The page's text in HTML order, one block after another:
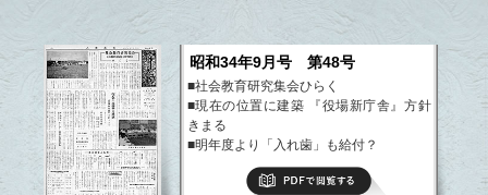
昭和34年9月号 第48号
■社会教育研究集会ひらく
■現在の位置に建築 『役場新庁舎』方針
きまる
■明年度より「入れ歯」も給付？
■みんなでとしよりの福祉を
■農繁期を元気で